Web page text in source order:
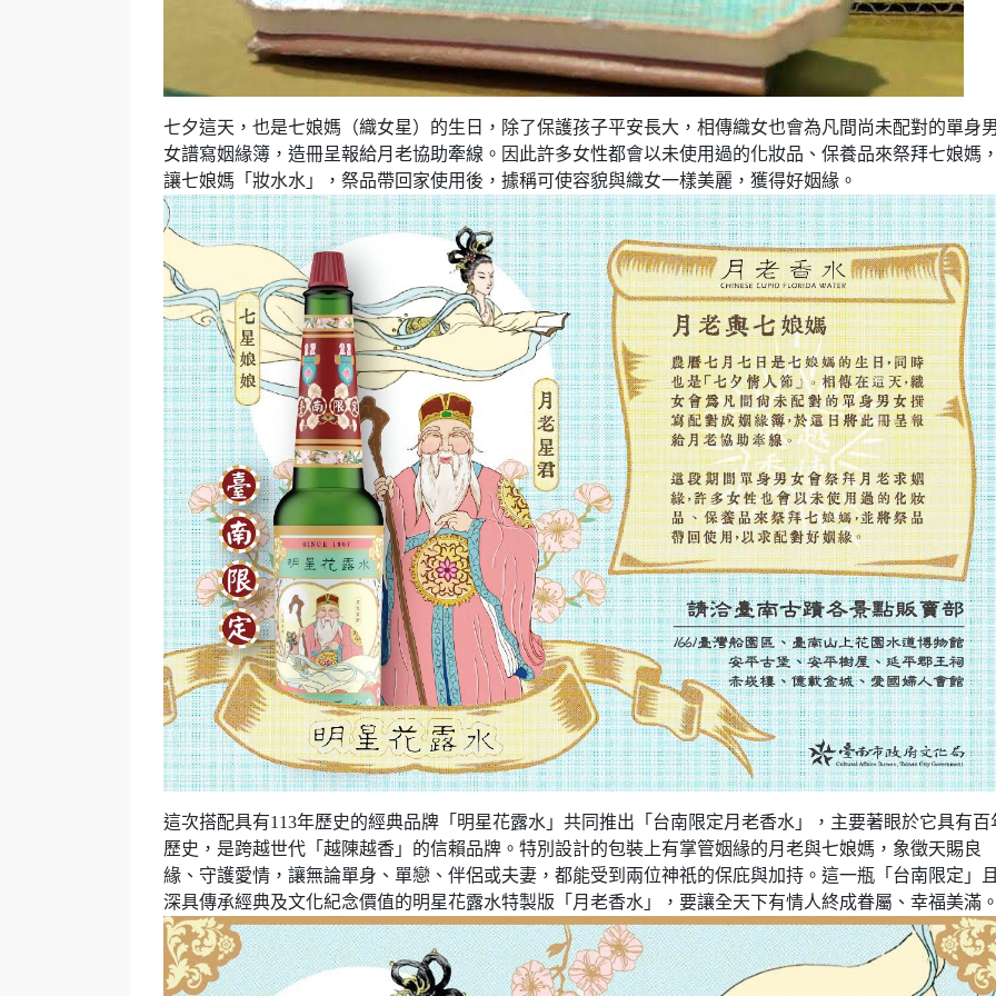
七夕這天，也是七娘媽（織女星）的生日，除了保護孩子平安長大，相傳織女也會為凡間尚未配對的單身
女譜寫姻緣簿，造冊呈報給月老協助牽線。因此許多女性都會以未使用過的化妝品、保養品來祭拜七娘媽
讓七娘媽「妝水水」，祭品帶回家使用後，據稱可使容貌與織女一樣美麗，獲得好姻緣。
這次搭配具有113年歷史的經典品牌「明星花露水」共同推出「台南限定月老香水」，主要著眼於它具有百
歷史，是跨越世代「越陳越香」的信賴品牌。特別設計的包裝上有掌管姻緣的月老與七娘媽，象徵天賜良
緣、守護愛情，讓無論單身、單戀、伴侶或夫妻，都能受到兩位神祇的保庇與加持。這一瓶「台南限定」
深具傳承經典及文化紀念價值的明星花露水特製版「月老香水」，要讓全天下有情人終成眷屬、幸福美滿